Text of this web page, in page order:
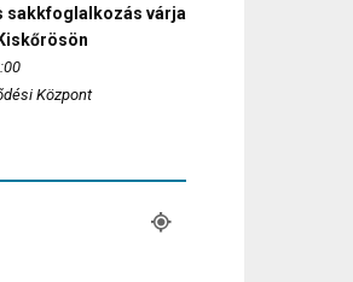
sakkfoglalkozás várja
Központ